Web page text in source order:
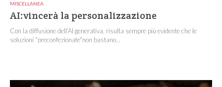
MISCELLANEA
AI:vincerà la personalizzazione
Con la diffusione dell’AI generativa, risulta sempre più evidente che le
soluzioni “preconfezionate”non bastano...